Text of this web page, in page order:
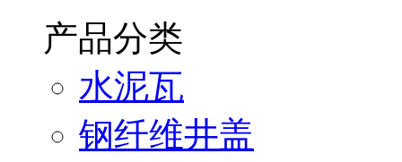
产品分类
水泥瓦
钢纤维井盖